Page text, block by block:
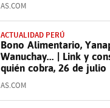
AS.COM
ACTUALIDAD PERÚ
Bono Alimentario,
Wanuchay... | Link y
quién cobra, 26 de julio
AS.COM